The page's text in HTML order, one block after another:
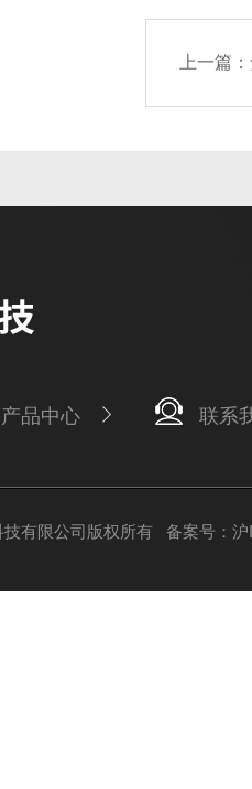
上一篇：
产品中心 联系
技有限公司版权所有 备案号：